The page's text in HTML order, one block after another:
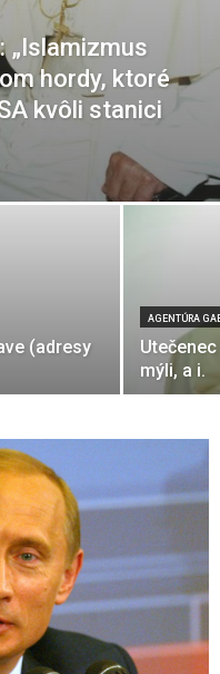
„Islamizmus
hordy, ktoré
kvôli stanici
(adresy
AGENTÚRA
mýli, a i.